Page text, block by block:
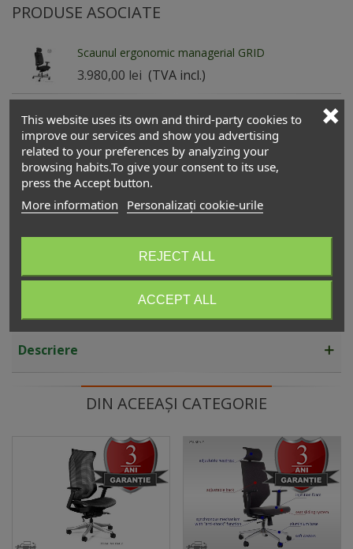
PRODUSE ASOCIATE
Scaunul ergonomic managerial GRID
3.980,00 lei (TVA incl.)
Scaunul ergonomic managerial ZENIT
3.900,00 lei (TVA incl.)
Scaunul ergonomic managerial WAU W-609
3.990,00 lei
2.890,00 lei (TVA incl.)
Descriere
DIN ACEEAȘI CATEGORIE
This website uses its own and third-party cookies to
improve our services and show you advertising
related to your preferences by analyzing your
browsing habits.To give your consent to its use,
press the Accept button.
More information
Personalizați cookie-urile
REJECT ALL
ACCEPT ALL